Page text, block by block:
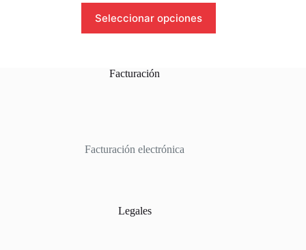
$1,095.00.
$950.00.
Seleccionar opciones
producto
tiene
Las
página
Facturación
Facturación electrónica
Legales